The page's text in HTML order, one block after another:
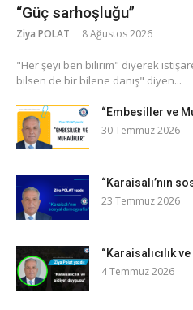
“Güç sarhoşluğu”
Ziya POLAT 8 Ağustos 2026
​"Her şeyi ben bilirim" diyerek
bilsen de bir bilene danış" diyen...
“Embesiller ve
30 Temmuz 2026
“Karaisalı’nın
23 Temmuz 2026
“Karaisalıcılık
4 Temmuz 2026